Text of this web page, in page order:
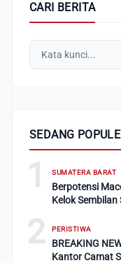
CARI BERITA
SEDANG
1 SUMATERA BARAT
Berpotensi
Kelok
2 PERISTIWA
BREAKING
Kantor Camat